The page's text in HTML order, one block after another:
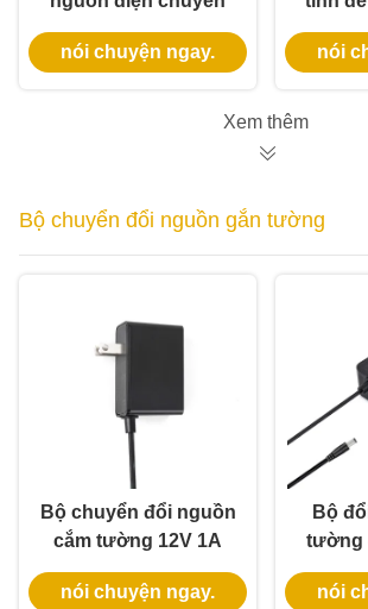
mạch với đầu vào
AC100-240V và bảo
dụng công nghiệp và
nói chuyện ngay.
45W
nói
Xem thêm
Bộ chuyển đổi nguồn gắn tường
Bộ chuyển đổi nguồn
cắm tường 12V 1A
12W được UL Listed,
bảo hành 3 năm và có
nói chuyện ngay.
Bộ
tường
nhận
5V
nói